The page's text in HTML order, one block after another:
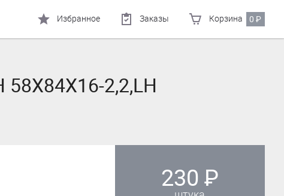
Избранное Заказы Корзина 0₽
2,2,LH
230 ₽